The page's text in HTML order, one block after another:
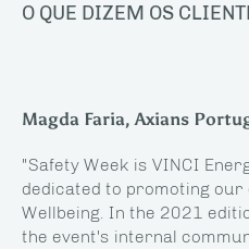
O QUE DIZEM OS
Magda Faria, Axians
"Safety Week is VINCI
dedicated to promoting
Wellbeing. In the 2021
the event's internal